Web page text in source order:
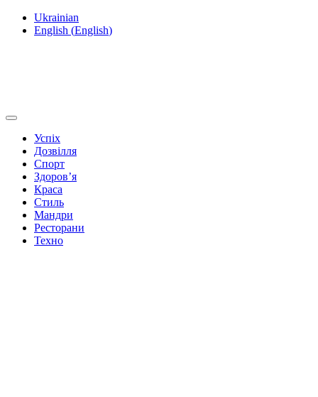
Ukrainian
English (English)
Успіх
Дозвілля
Спорт
Здоров’я
Краса
Стиль
Мандри
Ресторани
Техно